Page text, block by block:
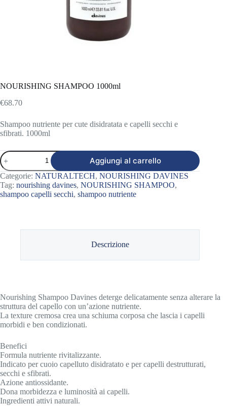
NOURISHING SHAMPOO 1000ml
€68.70
Shampoo nutriente per cute disidratata e capelli secchi e
sfibrati. 1000ml
NOURISHING
SHAMPOO
1000ml
quantità
Aggiungi al carrello
Categorie: NATURALTECH, NOURISHING DAVINES
Tag: nourishing davines, NOURISHING SHAMPOO,
shampoo capelli secchi, shampoo nutriente
Descrizione
Nourishing Shampoo Davines deterge delicatamente senza alterare la
struttura del capello con un’azione nutriente.
La texture cremosa crea una schiuma corposa che lascia i capelli
morbidi e ben condizionati.
Benefici
Formula nutriente rivitalizzante.
Indicato per cuoio capelluto disidratato e per capelli destrutturati,
secchi e sfibrati.
Azione antiossidante.
Dona morbidezza e luminosità ai capelli.
Ingredienti attivi naturali.